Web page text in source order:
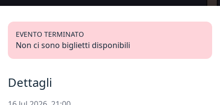
EVENTO TERMINATO
Non ci sono biglietti disponibili
Dettagli